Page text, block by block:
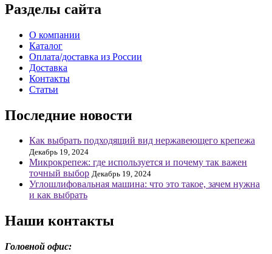
Разделы сайта
О компании
Каталог
Оплата/доставка из России
Доставка
Контакты
Статьи
Последние новости
Как выбрать подходящий вид нержавеющего крепежа
Декабрь 19, 2024
Микрокрепеж: где используется и почему так важен
точный выбор Декабрь 19, 2024
Углошлифовальная машина: что это такое, зачем нужна
и как выбрать
Наши контакты
Головной офис: